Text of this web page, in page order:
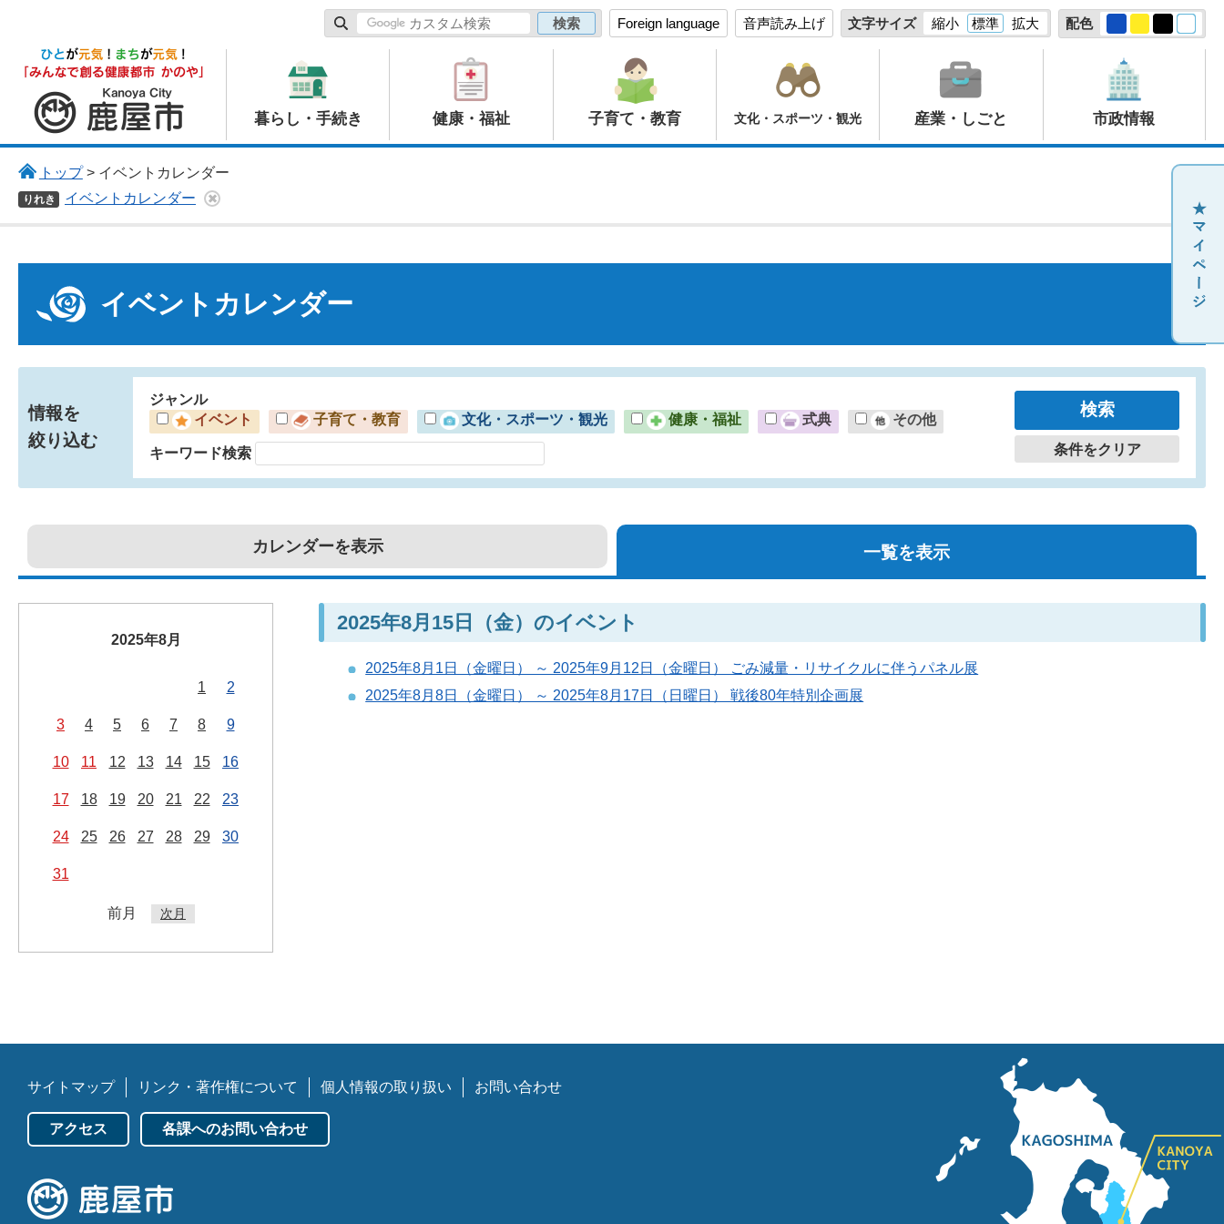
Foreign language 音声読み上げ 文字サイズ 縮小 標準 拡大 配色
鹿屋市
暮らし・手続き 健康・福祉 子育て・教育 文化・スポーツ・観光 産業・しごと 市政情報
トップ> イベントカレンダー
りれき イベントカレンダー
イベントカレンダー
情報を
絞り込む
ジャンル
イベント
子育て・教育 文化・スポーツ・観光 健康・福祉 式典 その他
キーワード検索 条件をクリア
カレンダーを表示 一覧を表示
2025年8月
1 2
3 4 5 6 7 8 9
10 11 12 13 14 15 16
17 18 19 20 21 22 23
24 25 26 27 28 29 30
31
前月 次月
2025年8月15日（金）のイベント
2025年8月1日（金曜日） ～ 2025年9月12日（金曜日） ごみ減量・リサイクルに伴うパネル展
2025年8月8日（金曜日） ～ 2025年8月17日（日曜日） 戦後80年特別企画展
サイトマップ リンク・著作権について 個人情報の取り扱い お問い合わせ
アクセス 各課へのお問い合わせ